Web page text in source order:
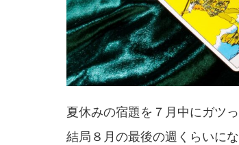
夏休みの宿題を７月中にガツ
結局８月の最後の週くらいに